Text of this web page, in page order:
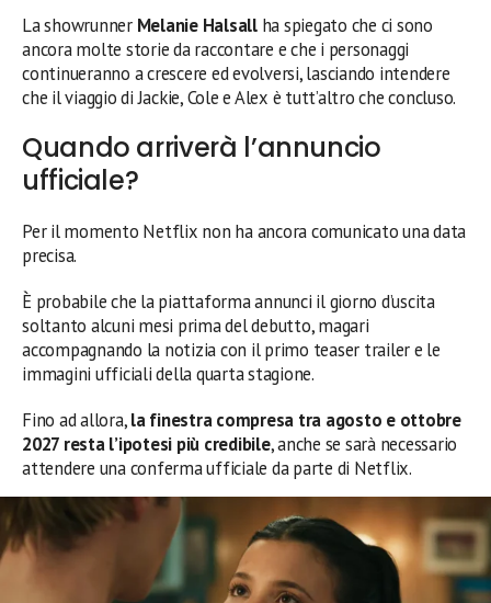
La showrunner Melanie Halsallha spiegato che ci sono
ancora molte storie da raccontare e che i personaggi
continueranno a crescere ed evolversi, lasciando intendere
che il viaggio di Jackie, Cole e Alex è tutt’altro che concluso.
Quando arriverà l’annuncio
ufficiale?
Per il momento Netflix non ha ancora comunicato una data
precisa.
È probabile che la piattaforma annunci il giorno d’uscita
soltanto alcuni mesi prima del debutto, magari
accompagnando la notizia con il primo teaser trailer e le
immagini ufficiali della quarta stagione.
Fino ad allora,la finestra compresa tra agosto e ottobre
2027 resta l’ipotesi più credibile, anche se sarà necessario
attendere una conferma ufficiale da parte di Netflix.